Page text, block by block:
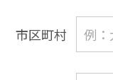
市区町村